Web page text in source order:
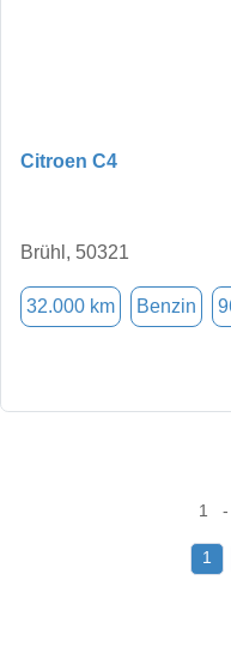
Citroen C4
Brühl, 50321
32.000 km Benzin
1 -
1